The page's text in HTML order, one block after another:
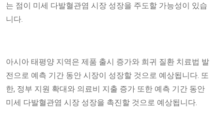
는 점이 미세 다발혈관염 시장 성장을 주도할 가능성이 있습
니다.
아시아 태평양 지역은 제품 출시 증가와 희귀 질환 치료법 발
전으로 예측 기간 동안 시장이 성장할 것으로 예상됩니다. 또
한, 정부 지원 확대와 의료비 지출 증가 또한 예측 기간 동안
미세 다발혈관염 시장 성장을 촉진할 것으로 예상됩니다.